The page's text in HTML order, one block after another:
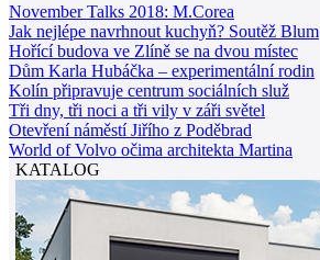
November Talks 2018: M.Corea
Jak nejlépe navrhnout kuchyň? Soutěž Blum
Hořící budova ve Zlíně se na dvou místec
Dům Karla Hubáčka – experimentální rodin
Kolín připravuje centrum sociálních služ
Tři dny, tři noci a tři vily v záři světel
Otevření náměstí Jiřího z Poděbrad
World of Volvo očima architekta Martina
KATALOG